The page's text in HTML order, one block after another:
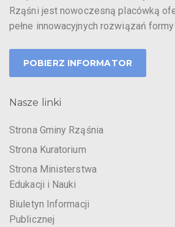
Rząśni jest nowoczesną placówką
pełne innowacyjnych rozwiązań
POBIERZ INFORMATOR
Nasze linki
Strona Gminy Rząśnia
Strona Kuratorium
Strona Ministerstwa
Edukacji i Nauki
Biuletyn Informacji
Publicznej